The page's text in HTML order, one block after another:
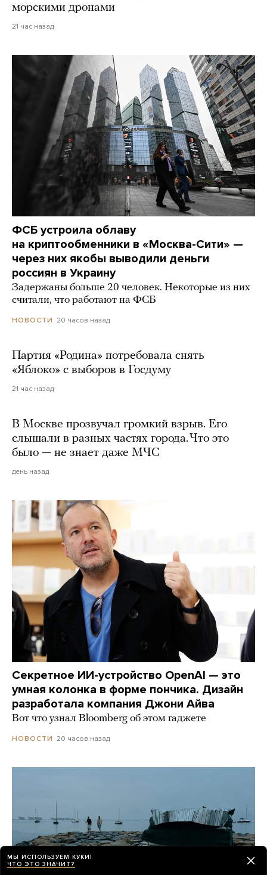
морскими дронами
21 час назад
ФСБ устроила облаву
на криптообменники в «Москва-Сити» —
через них якобы выводили деньги
россиян в Украину
Задержаны больше 20 человек. Некоторые из них
считали, что работают на ФСБ
НОВОСТИ 20 часов назад
Партия «Родина» потребовала снять
«Яблоко» с выборов в Госдуму
21 час назад
В Москве прозвучал громкий взрыв. Его
слышали в разных частях города. Что это
было — не знает даже МЧС
день назад
Секретное ИИ-устройство OpenAI — это
умная колонка в форме пончика. Дизайн
разработала компания Джони Айва
Вот что узнал Bloomberg об этом гаджете
НОВОСТИ 20 часов назад
МЫ ИСПОЛЬЗУЕМ КУКИ!
ЧТО ЭТО ЗНАЧИТ?